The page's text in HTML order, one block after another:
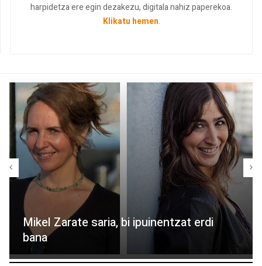
harpidetza ere egin dezakezu, digitala nahiz paperekoa.
Klikatu hemen.
Mikel Zarate saria, bi ipuinentzat erdi
bana